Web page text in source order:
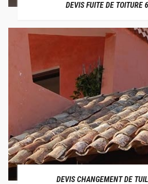
DEVIS FUITE DE TOITURE
DEVIS CHANGEMENT DE